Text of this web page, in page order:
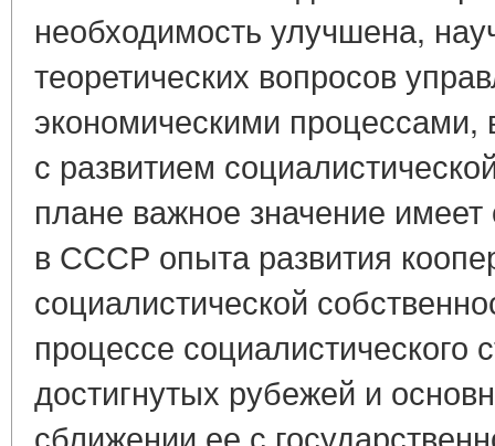
необходимость улучшена,
теоретических вопросов
экономическими процессами,
с развитием
плане важное значение
в СССР опыта развития
социалистической
процессе социалистического
достигнутых рубежей и
сближении ее с